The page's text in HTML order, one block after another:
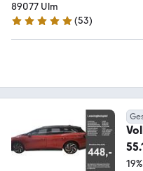
89077 Ulm
5 Sterne
(53)